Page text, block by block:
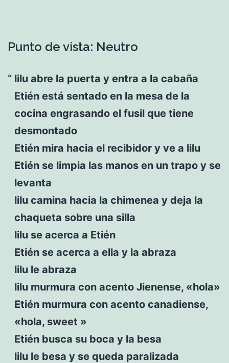
Punto de vista: Neutro
lilu abre la puerta y entra a la cabaña
Etién está sentado en la mesa de la
cocina engrasando el fusil que tiene
desmontado
Etién mira hacia el recibidor y ve a lilu
Etién se limpia las manos en un trapo y se
levanta
lilu camina hacia la chimenea y deja la
chaqueta sobre una silla
lilu se acerca a Etién
Etién se acerca a ella y la abraza
lilu le abraza
lilu murmura con acento Jienense, «hola»
Etién murmura con acento canadiense,
«hola, sweet »
Etién busca su boca y la besa
lilu le besa y se queda paralizada